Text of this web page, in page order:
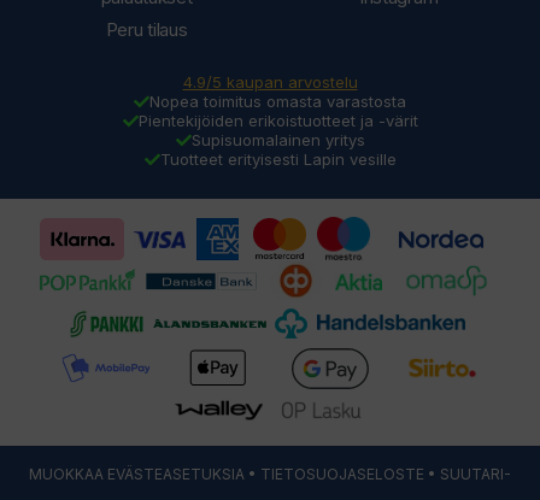
Peru tilaus
4.9/5 kaupan arvostelu
Nopea toimitus omasta varastosta
Pientekijöiden erikoistuotteet ja -värit
Supisuomalainen yritys
Tuotteet erityisesti Lapin vesille
MUOKKAA EVÄSTEASETUKSIA • TIETOSUOJASELOSTE • SUUTARI-